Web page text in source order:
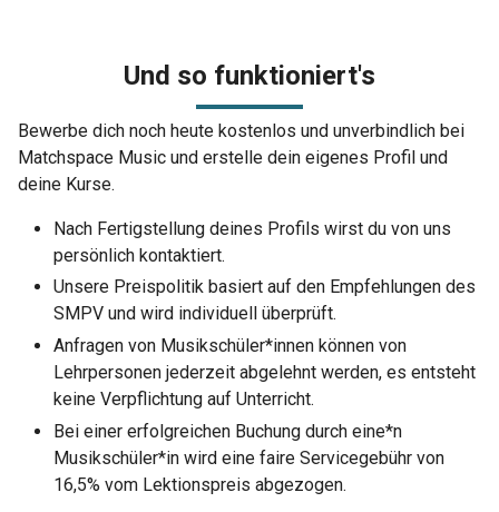
Und so funktioniert's
Bewerbe dich noch heute kostenlos und unverbindlich bei
Matchspace Music und erstelle dein eigenes Profil und
deine Kurse.
Nach Fertigstellung deines Profils wirst du von uns
persönlich kontaktiert.
Unsere Preispolitik basiert auf den Empfehlungen des
SMPV und wird individuell überprüft.
Anfragen von Musikschüler*innen können von
Lehrpersonen jederzeit abgelehnt werden, es entsteht
keine Verpflichtung auf Unterricht.
Bei einer erfolgreichen Buchung durch eine*n
Musikschüler*in wird eine faire Servicegebühr von
16,5% vom Lektionspreis abgezogen.